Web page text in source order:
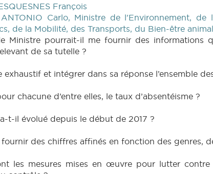
François
Carlo, Ministre de l'Environnement, de
de la Mobilité, des Transports, du Bien-être
Ministre pourrait-il me fournir des informations
de sa tutelle ?
exhaustif et intégrer dans sa réponse l’ensemble
chacune d’entre elles, le taux d’absentéisme ?
t-il évolué depuis le début de 2017 ?
des chiffres affinés en fonction des genres,
les mesures mises en œuvre pour lutter